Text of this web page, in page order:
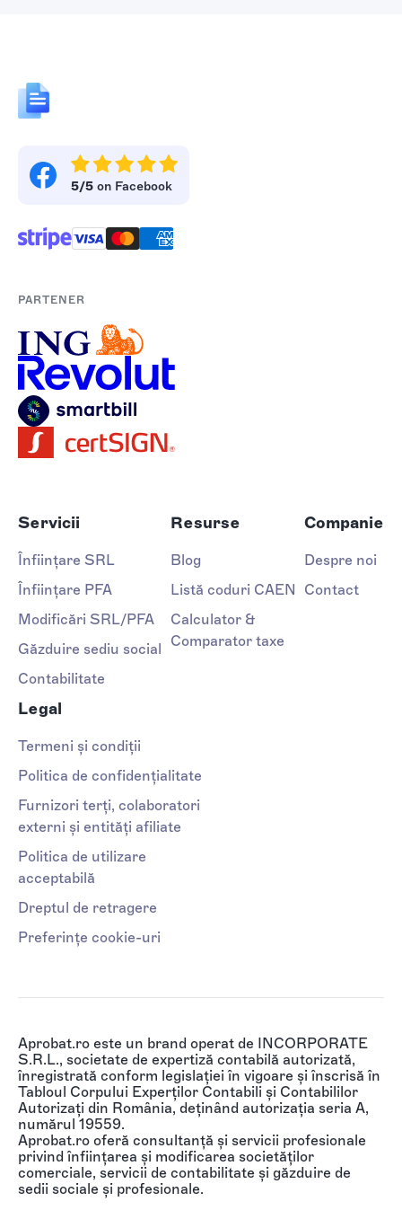
5/5 on Facebook
PARTENER
Servicii
Înființare SRL
Înființare PFA
Modificări SRL/PFA
Găzduire sediu social
Contabilitate
Resurse
Blog
Listă coduri CAEN
Calculator &
Comparator taxe
Companie
Despre noi
Contact
Legal
Termeni și condiții
Politica de confidențialitate
Furnizori terți, colaboratori
externi și entități afiliate
Politica de utilizare
acceptabilă
Dreptul de retragere
Preferințe cookie-uri
Aprobat.ro este un brand operat de INCORPORATE
S.R.L., societate de expertiză contabilă autorizată,
înregistrată conform legislației în vigoare și înscrisă în
Tabloul Corpului Experților Contabili și Contabililor
Autorizați din România, deținând autorizația seria A,
numărul 19559.
Aprobat.ro oferă consultanță și servicii profesionale
privind înființarea și modificarea societăților
comerciale, servicii de contabilitate și găzduire de
sedii sociale și profesionale.